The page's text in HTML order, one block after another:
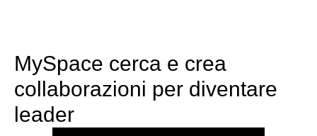
MySpace cerca e crea
collaborazioni per diventare
leader